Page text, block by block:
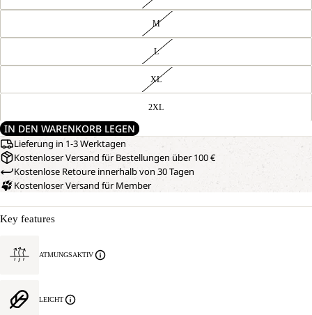
M
L
XL
2XL
IN DEN WARENKORB LEGEN
Lieferung in 1-3 Werktagen
Kostenloser Versand für Bestellungen über 100 €
Kostenlose Retoure innerhalb von 30 Tagen
Kostenloser Versand für Member
Key features
ATMUNGSAKTIV
LEICHT